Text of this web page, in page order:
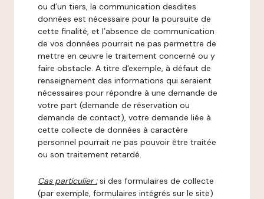
ou d’un tiers, la communication desdites
données est nécessaire pour la poursuite de
cette finalité, et l’absence de communication
de vos données pourrait ne pas permettre de
mettre en œuvre le traitement concerné ou y
faire obstacle. A titre d'exemple, à défaut de
renseignement des informations qui seraient
nécessaires pour répondre à une demande de
votre part (demande de réservation ou
demande de contact), votre demande liée à
cette collecte de données à caractère
personnel pourrait ne pas pouvoir être traitée
ou son traitement retardé.
Cas particulier : si des formulaires de collecte
(par exemple, formulaires intégrés sur le site)